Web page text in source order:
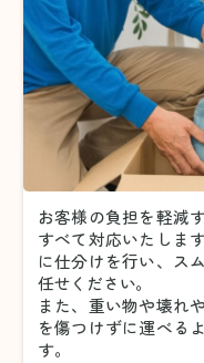
お客様の負担を軽減
すべて対応いたします
に仕分けを行い、ス
任せください。
また、重い物や壊れ
を傷つけずに運べる
す。